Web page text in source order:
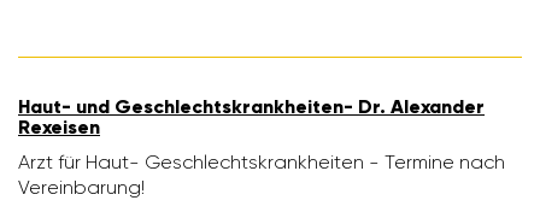
Haut- und Geschlechts­krank­heiten- Dr. Alex­ander
Rexeisen
Arzt für Haut- Geschlechts­krank­heiten - Termine nach
Verein­ba­rung!